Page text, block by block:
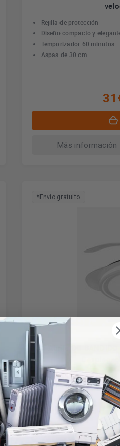
Rejilla de protección
Diseño compacto y
Temporizador 60 minutos
Aspas de 30 cm
Más información
*Envío gratuito
Abrila DC
4 Aspas desplegables
Potencia de 59 W
6 Velocidades
Iluminación LED